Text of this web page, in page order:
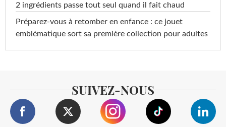
2 ingrédients passe tout seul quand il fait chaud
Préparez-vous à retomber en enfance : ce jouet
emblématique sort sa première collection pour adultes
SUIVEZ-NOUS